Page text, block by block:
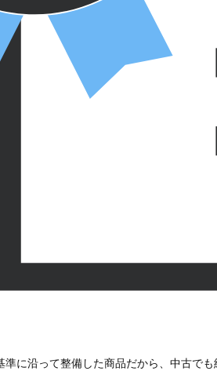
準に沿って整備した商品だから、中古で